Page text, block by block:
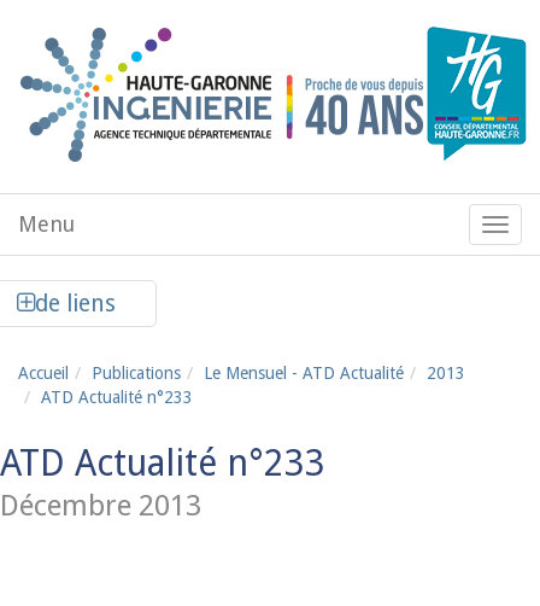
Menu
de
Menu
de liens
Accueil Publications Le Mensuel - ATD Actualité
2013
ATD Actualité n°233
ATD Actualité n°233
Décembre 2013